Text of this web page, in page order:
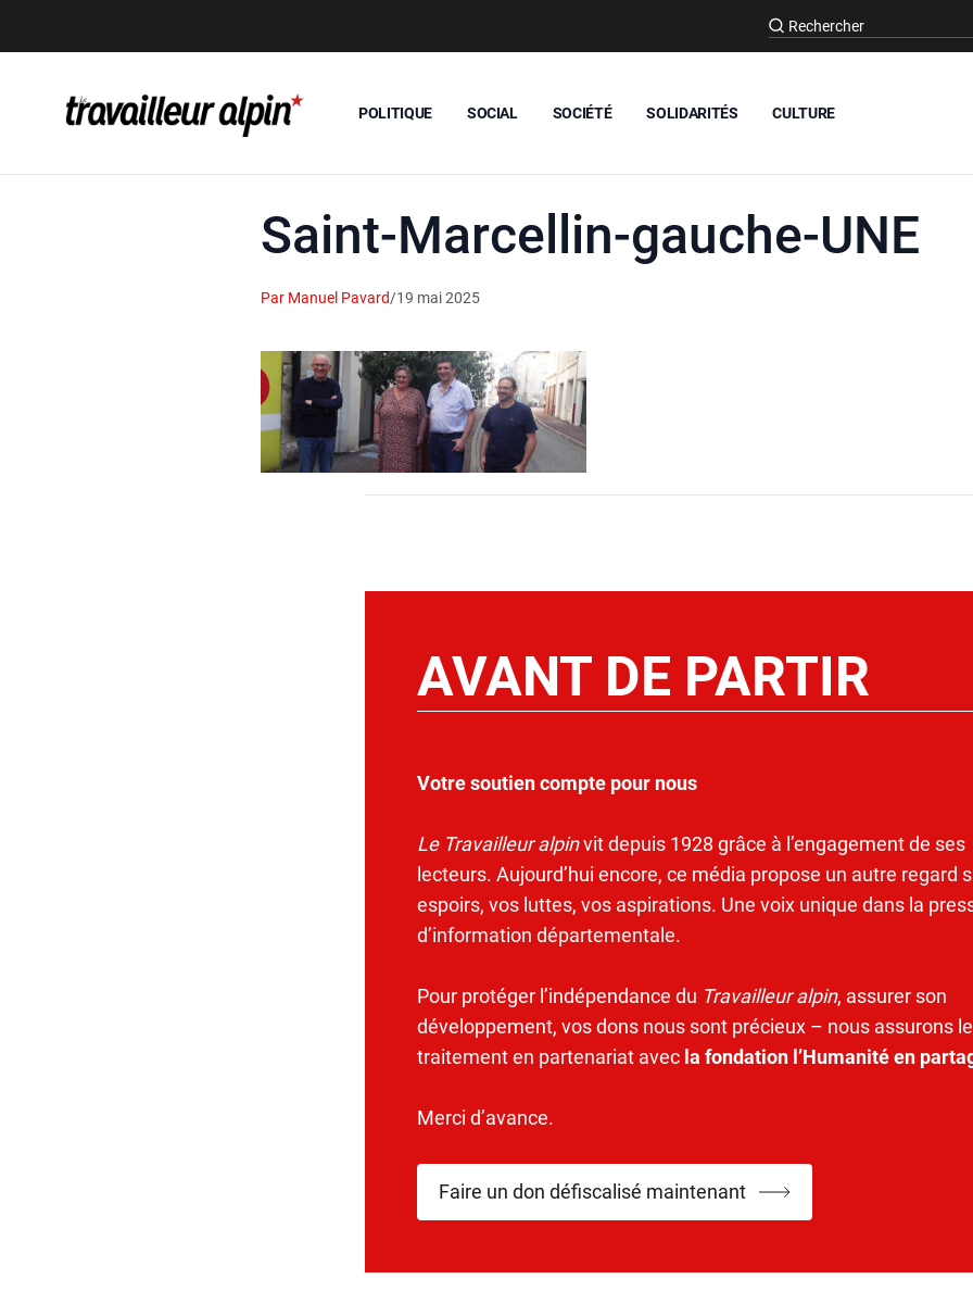
POLITIQUE SOCIAL SOCIÉTÉ SOLIDARITÉS CULTURE
Saint-Marcellin-gauche-UNE
Par Manuel Pavard/19 mai 2025
AVANT DE PARTIR
Votre soutien compte pour nous
Le Travailleur alpinvit depuis 1928 grâce à l’engagement de ses
lecteurs. Aujourd’hui encore, ce média propose un autre regard
espoirs, vos luttes, vos aspirations. Une voix unique dans la
d’information départementale.
Pour protéger l’indépendance du Travailleur alpin, assurer son
développement, vos dons nous sont précieux – nous assurons
traitement en partenariat avec la fondation l’Humanité en
Merci d’avance.
Faire un don défiscalisé maintenant